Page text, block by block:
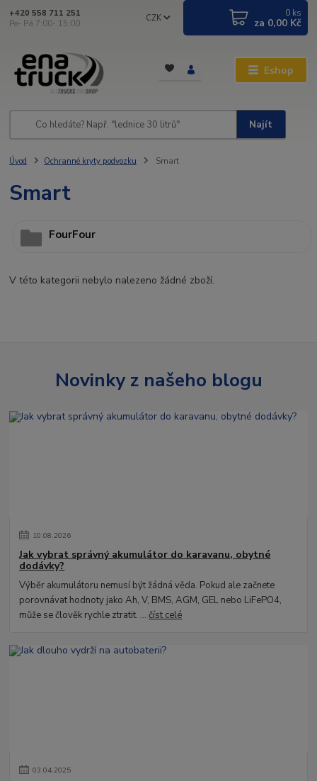
Eshop
CZK
Najít
+420 558 711 251
Po- Pá 7:00- 15:00
0 ks
za 0,00 Kč
Úvod Ochranné kryty podvozku Smart
Smart
FourFour
V této kategorii nebylo nalezeno žádné zboží.
Novinky z našeho blogu
10.08.2026
Jak vybrat správný akumulátor do karavanu, obytné
dodávky?
Výběr akumulátoru nemusí být žádná věda. Pokud ale začnete
porovnávat hodnoty jako Ah, V, BMS, AGM, GEL nebo LiFePO4,
může se člověk rychle ztratit. ...číst celé
03.04.2025